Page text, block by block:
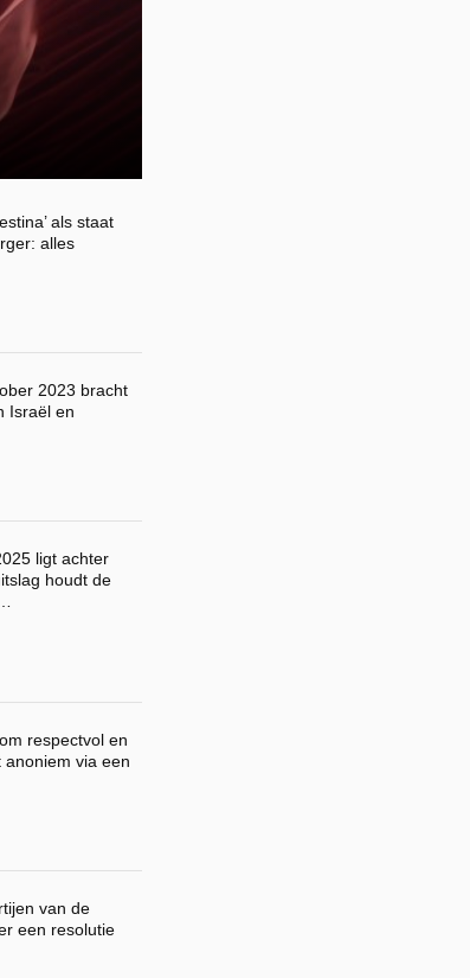
als staat
alles
2023 bracht
Israël en
ligt achter
houdt de
respectvol en
via een
van de
een resolutie